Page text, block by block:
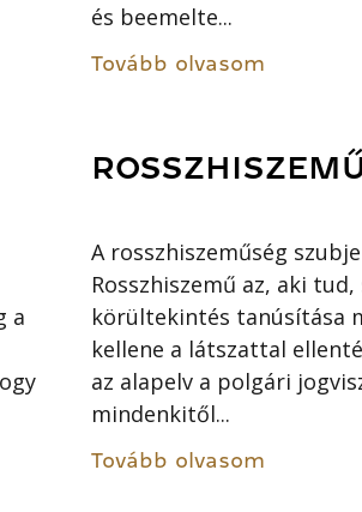
és beemelte...
Tovább olvasom
a
A rosszhiszeműség
Rosszhiszemű az, aki tud,
körültekintés tanúsítása
kellene a látszattal
az alapelv a polgári
mindenkitől...
Tovább olvasom